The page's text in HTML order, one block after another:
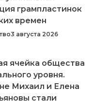
грампластинок
времен
3 августа 2026
ячейка общества
уровня.
Михаил и Елена
стали